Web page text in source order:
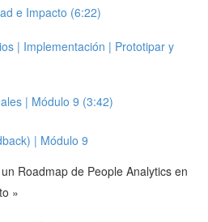
e Impacto (6:22)
| Implementación | Prototipar y
| Módulo 9 (3:42)
| Módulo 9
Roadmap de People Analytics en
»